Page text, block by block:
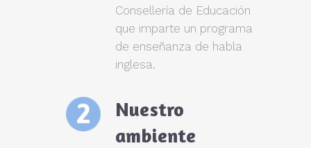
Consellería de Educación
que imparte un programa
de enseñanza de habla
inglesa.
Nuestro
ambiente